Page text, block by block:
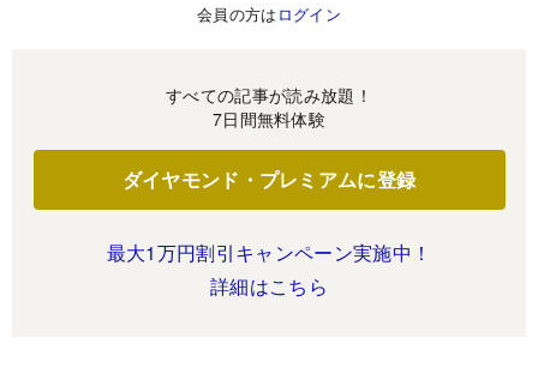
会員の方は ログイン
すべての記事が読み放題！
7日間無料体験
ダイヤモンド・プレミアムに登録
最大1万円割引キャンペーン実施中！
詳細はこちら